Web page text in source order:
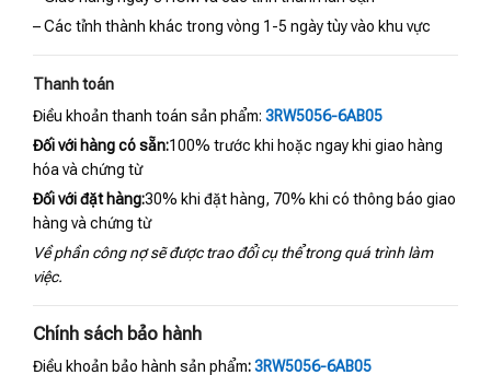
– Các tỉnh thành khác trong vòng 1-5 ngày tùy vào khu vực
Thanh toán
Điều khoản thanh toán sản phẩm: 3RW5056-6AB05
Đối với hàng có sẵn:100% trước khi hoặc ngay khi giao hàng
hóa và chứng từ
Đối với đặt hàng:30% khi đặt hàng, 70% khi có thông báo giao
hàng và chứng từ
Về phần công nợ sẽ được trao đổi cụ thể trong quá trình làm
việc.
Chính sách bảo hành
Điều khoản bảo hành sản phẩm:3RW5056-6AB05